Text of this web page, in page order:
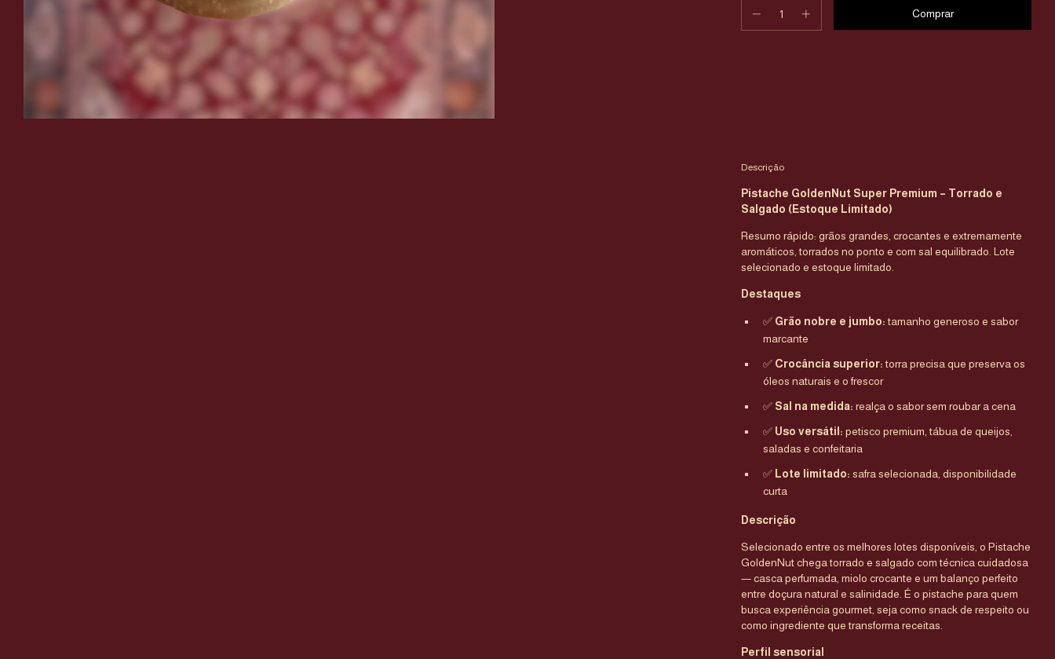
Descrição
Pistache GoldenNut Super Premium – Torrado e
Salgado (Estoque Limitado)
Resumo rápido: grãos grandes, crocantes e extremamente
aromáticos, torrados no ponto e com sal equilibrado. Lote
selecionado e estoque limitado.
Destaques
✅ Grão nobre e jumbo:tamanho generoso e sabor
marcante
✅ Crocância superior:torra precisa que preserva os
óleos naturais e o frescor
✅ Sal na medida: realça o sabor sem roubar a cena
✅ Uso versátil: petisco premium, tábua de queijos,
saladas e confeitaria
✅ Lote limitado: safra selecionada, disponibilidade
curta
Descrição
Selecionado entre os melhores lotes disponíveis, o Pistache
GoldenNut chega torrado e salgado com técnica cuidadosa
— casca perfumada, miolo crocante e um balanço perfeito
entre doçura natural e salinidade. É o pistache para quem
busca experiência gourmet, seja como snack de respeito ou
como ingrediente que transforma receitas.
Perfil sensorial